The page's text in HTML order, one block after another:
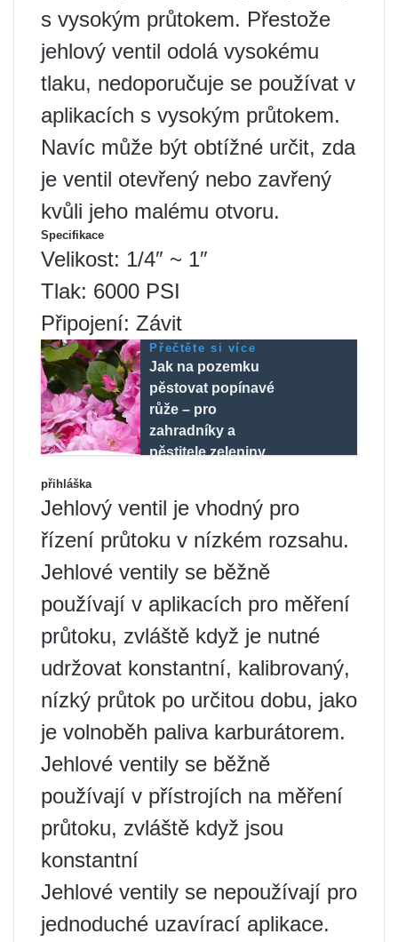
s vysokým průtokem. Přestože
jehlový ventil odolá vysokému
tlaku, nedoporučuje se používat v
aplikacích s vysokým průtokem.
Navíc může být obtížné určit, zda
je ventil otevřený nebo zavřený
kvůli jeho malému otvoru.
Specifikace
Velikost: 1/4″ ~ 1″
Tlak: 6000 PSI
Připojení: Závit
Přečtěte si více
Jak na pozemku
pěstovat popínavé
růže – pro
zahradníky a
pěstitele zeleniny
přihláška
Jehlový ventil je vhodný pro
řízení průtoku v nízkém rozsahu.
Jehlové ventily se běžně
používají v aplikacích pro měření
průtoku, zvláště když je nutné
udržovat konstantní, kalibrovaný,
nízký průtok po určitou dobu, jako
je volnoběh paliva karburátorem.
Jehlové ventily se běžně
používají v přístrojích na měření
průtoku, zvláště když jsou
konstantní
Jehlové ventily se nepoužívají pro
jednoduché uzavírací aplikace.